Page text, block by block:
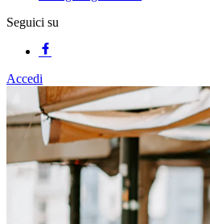
Seguici su
Accedi